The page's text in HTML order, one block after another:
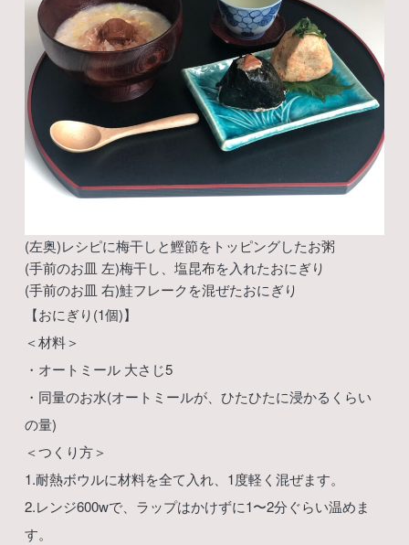
(左奥)レシピに梅干しと鰹節をトッピングしたお粥
(手前のお皿 左)梅干し、塩昆布を入れたおにぎり
(手前のお皿 右)鮭フレークを混ぜたおにぎり
【おにぎり(1個)】
＜材料＞
・オートミール 大さじ5
・同量のお水(オートミールが、ひたひたに浸かるくらい
の量)
＜つくり方＞
1.耐熱ボウルに材料を全て入れ、1度軽く混ぜます。
2.レンジ600wで、ラップはかけずに1〜2分ぐらい温めま
す。